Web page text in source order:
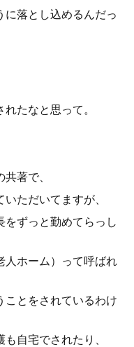
に落とし込めるんだっ
たなと思って。
著で、
ただいてますが、
をずっと勤めてらっし
人ホーム）って呼ばれ
ことをされているわけ
自宅でされたり、